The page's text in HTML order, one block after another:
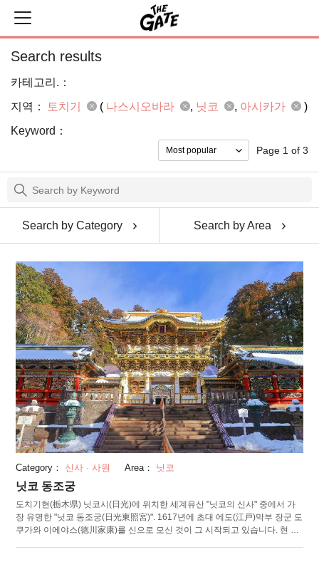
Search results
카테고리.：
지역：
토치기 ( 나스시오바라 닛코 아시카가
)
Keyword：
Page 1 of 3
Search by Category Search by Area
Category： 신사 · 사원 Area： 닛코
닛코 동조궁
도치기현(栃木県) 닛코시(日光)에 위치한 세계유산 "닛코의 신사" 중에서 가
장 유명한 "닛코 동조궁(日光東照宮)". 1617년에 초대 에도(江戸)막부 장군 도
쿠가와 이에야스(徳川家康)를 신으로 모신 것이 그 시작되고 있습니다. 현 모